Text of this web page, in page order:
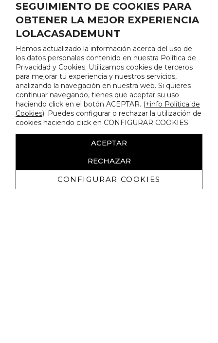
SEGUIMIENTO DE COOKIES PARA
OBTENER LA MEJOR EXPERIENCIA
LOLACASADEMUNT
Hemos actualizado la información acerca del uso de
los datos personales contenido en nuestra Política de
Privacidad y Cookies. Utilizamos cookies de terceros
para mejorar tu experiencia y nuestros servicios,
analizando la navegación en nuestra web. Si quieres
continuar navegando, tienes que aceptar su uso
haciendo click en el botón ACEPTAR. (+info Política de
Cookies). Puedes configurar o rechazar la utilización de
cookies haciendo click en CONFIGURAR COOKIES.
ACEPTAR
RECHAZAR
CONFIGURAR COOKIES